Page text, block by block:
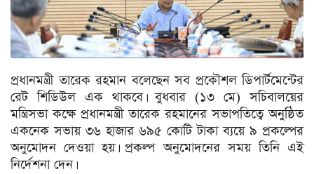
প্রধানমন্ত্রী তারেক রহমান বলেছেন সব প্রকৌশল ডিপার্টমেন্টের
রেট শিডিউল এক থাকবে। বুধবার (১৩ মে) সচিবালয়ের
মন্ত্রিসভা কক্ষে প্রধানমন্ত্রী তারেক রহমানের সভাপতিত্বে অনুষ্ঠিত
একনেক সভায় ৩৬ হাজার ৬৯৫ কোটি টাকা ব্যয়ে ৯ প্রকল্পের
অনুমোদন দেওয়া হয়। প্রকল্প অনুমোদনের সময় তিনি এই
নির্দেশনা দেন।